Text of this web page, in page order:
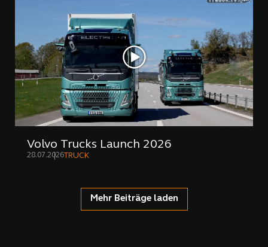
Volvo Trucks Launch 2026
28.07.2026 TRUCK
Mehr Beiträge laden